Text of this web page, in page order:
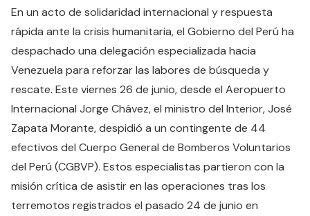
En un acto de solidaridad internacional y respuesta
rápida ante la crisis humanitaria, el Gobierno del Perú ha
despachado una delegación especializada hacia
Venezuela para reforzar las labores de búsqueda y
rescate. Este viernes 26 de junio, desde el Aeropuerto
Internacional Jorge Chávez, el ministro del Interior, José
Zapata Morante, despidió a un contingente de 44
efectivos del Cuerpo General de Bomberos Voluntarios
del Perú (CGBVP). Estos especialistas partieron con la
misión crítica de asistir en las operaciones tras los
terremotos registrados el pasado 24 de junio en